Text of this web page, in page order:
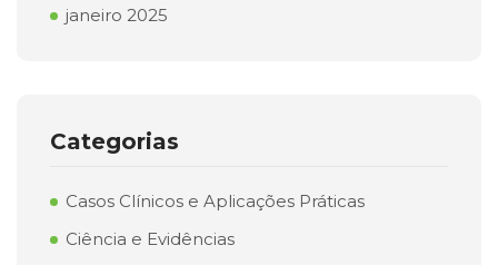
janeiro 2025
Categorias
Casos Clínicos e Aplicações Práticas
Ciência e Evidências